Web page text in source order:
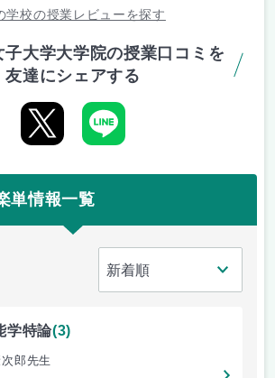
学校の授業レビューを探す
子大学大学院の授業口コミを
友達にシェアする
単情報一覧
学特論(3)
郎先生